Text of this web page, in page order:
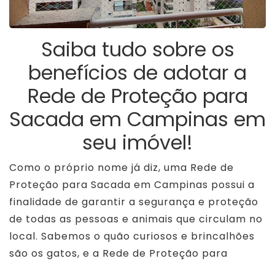
Saiba tudo sobre os
benefícios de adotar a
Rede de Proteção para
Sacada em Campinas em
seu imóvel!
Como o próprio nome já diz, uma Rede de
Proteção para Sacada em Campinas possui a
finalidade de garantir a segurança e proteção
de todas as pessoas e animais que circulam no
local. Sabemos o quão curiosos e brincalhões
são os gatos, e a Rede de Proteção para